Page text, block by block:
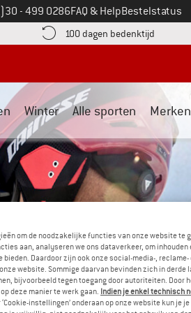
op- 499 0286FAQ & HelpBestelstatus
hier! Opent in een infovak
100 dagen bedenktijd Vind
Winter Alle sporten Merken
om de noodzakelijke functies van onze website te
aan, analyseren we ons dataverkeer, om inhouden
Daardoor zijn ook onze social-media-, reclame-
website. Sommige daarvan bevinden zich in derde
bijvoorbeeld tegen toegang door autoriteiten. Door
deze manier te werk gaan. Indien je enkel technisch
‘Cookie-instellingen’ onderaan op onze website kun je